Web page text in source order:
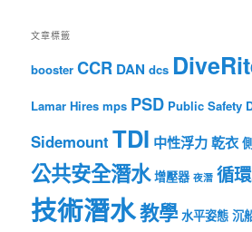
文章標籤
booster CCR DAN dcs
Lamar Hires mps PSD Public Safety
Sidemount TDI 中性浮力乾衣
公共安全潛水 增壓器 夜潛 循
技術潛水教學 水平姿態 沉